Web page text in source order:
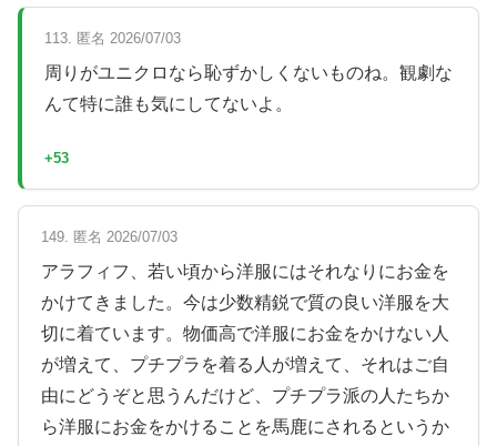
113. 匿名 2026/07/03
周りがユニクロなら恥ずかしくないものね。観劇な
んて特に誰も気にしてないよ。
+53
149. 匿名 2026/07/03
アラフィフ、若い頃から洋服にはそれなりにお金を
かけてきました。今は少数精鋭で質の良い洋服を大
切に着ています。物価高で洋服にお金をかけない人
が増えて、プチプラを着る人が増えて、それはご自
由にどうぞと思うんだけど、プチプラ派の人たちか
ら洋服にお金をかけることを馬鹿にされるというか